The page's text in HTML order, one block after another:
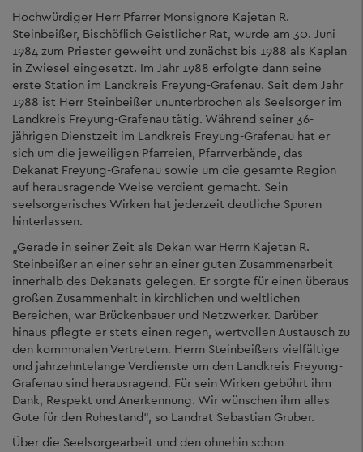
Hochwürdiger Herr Pfarrer Monsignore Kajetan R.
Steinbeißer, Bischöflich Geistlicher Rat, wurde am 30. Juni
1984 zum Priester geweiht und zunächst bis 1988 als Kaplan
in Zwiesel eingesetzt. Im Jahr 1988 erfolgte dann seine
erste Station im Landkreis Freyung-Grafenau. Seit dem Jahr
1988 ist Herr Steinbeißer ununterbrochen als Seelsorger im
Landkreis Freyung-Grafenau tätig. Während seiner 36-
jährigen Dienstzeit im Landkreis Freyung-Grafenau hat er
sich um die jeweiligen Pfarreien, Pfarrverbände, das
Dekanat Freyung-Grafenau sowie um die gesamte Region
auf herausragende Weise verdient gemacht. Sein
seelsorgerisches Wirken hat jederzeit deutliche Spuren
hinterlassen.
„Gerade in seiner Zeit als Dekan war Herrn Kajetan R.
Steinbeißer an einer sehr an einer guten Zusammenarbeit
innerhalb des Dekanats gelegen. Er sorgte für einen überaus
großen Zusammenhalt in kirchlichen und weltlichen
Bereichen, war Brückenbauer und Netzwerker. Darüber
hinaus pflegte er stets einen regen, wertvollen Austausch zu
den kommunalen Vertretern. Herrn Steinbeißers vielfältige
und jahrzehntelange Verdienste um den Landkreis Freyung-
Grafenau sind herausragend. Für sein Wirken gebührt ihm
Dank, Respekt und Anerkennung. Wir wünschen ihm alles
Gute für den Ruhestand“, so Landrat Sebastian Gruber.
Über die Seelsorgearbeit und den ohnehin schon